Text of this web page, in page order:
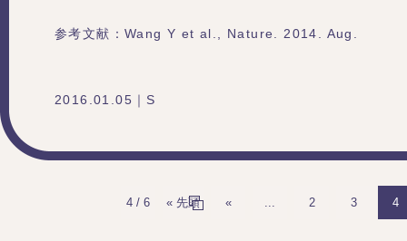
参考文献：Wang Y et al., Nature. 2014. Aug.
2016.01.05｜S
4 / 6 « 先頭 « 2 3 4